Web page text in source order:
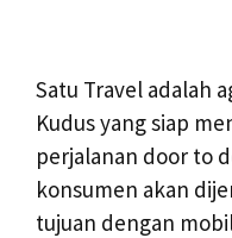
Satu Travel adalah
Kudus yang siap
perjalanan door to
konsumen akan
tujuan dengan